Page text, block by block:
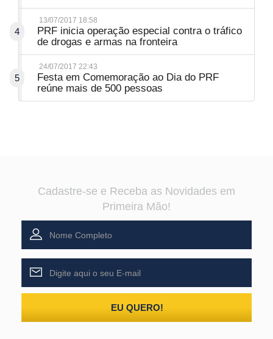
4
13/07/2017 18:58
PRF inicia operação especial contra o tráfico
de drogas e armas na fronteira
5
24/07/2017 22:43
Festa em Comemoração ao Dia do PRF
reúne mais de 500 pessoas
Cadastre-se e Receba as Novidades em
Primeira Mão!
EU QUERO!